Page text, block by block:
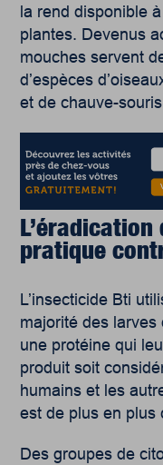
la rend disponible
plantes. Devenus
mouches servent
d’espèces
et de chauve-
pratique
L’insecticide Bti
majorité des
une protéine qui
produit soit
humains et les
est de plus en plus
Des groupes de